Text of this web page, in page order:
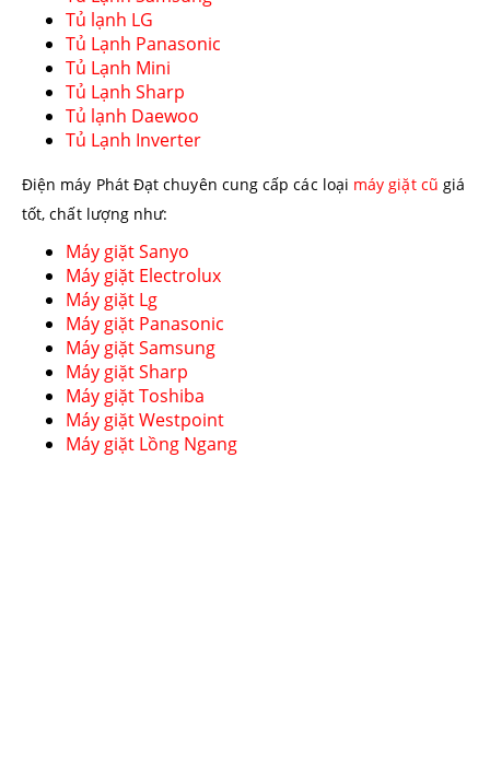
Tủ lạnh LG
Tủ Lạnh Panasonic
Tủ Lạnh Mini
Tủ Lạnh Sharp
Tủ lạnh Daewoo
Tủ Lạnh Inverter
Điện máy Phát Đạt chuyên cung cấp các loại máy giặt cũ giá
tốt, chất lượng như:
Máy giặt Sanyo
Máy giặt Electrolux
Máy giặt Lg
Máy giặt Panasonic
Máy giặt Samsung
Máy giặt Sharp
Máy giặt Toshiba
Máy giặt Westpoint
Máy giặt Lồng Ngang